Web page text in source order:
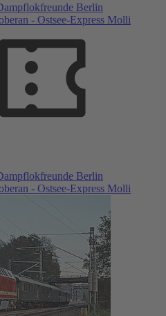
Berlin
- Ostsee-Express Molli
Berlin
- Ostsee-Express Molli